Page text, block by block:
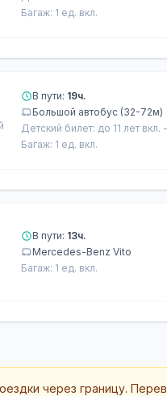
Багаж: 1 ед. вкл.
В пути: 19ч.
Большой автобус (32-72м)
Детский билет: до 11 лет вкл.
Багаж: 1 ед. вкл.
В пути: 13ч.
Mercedes-Benz Vito
Багаж: 1 ед. вкл.
через границу.